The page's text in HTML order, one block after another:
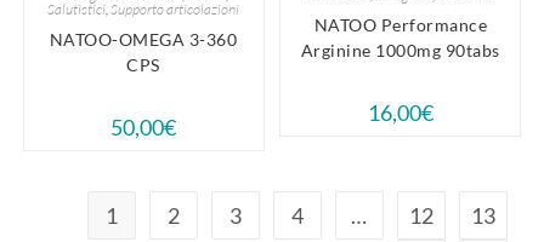
Salutistici,Supporto articolazioni
NATOO-OMEGA 3-360
CPS
50,00€
NATOO Performance
Arginine 1000mg 90tabs
16,00€
1 2 3 4 … 12
13